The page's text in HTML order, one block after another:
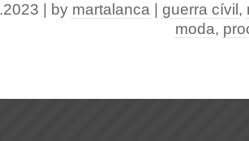
| by martalanca guerra cívil ,
moda,